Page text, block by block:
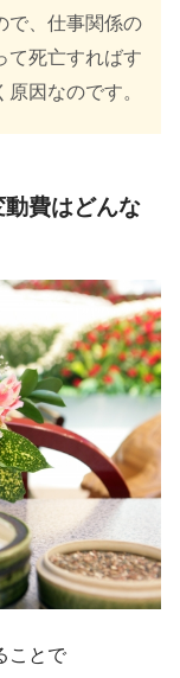
で、仕事関係の
て死亡すればす
因なのです。
費はどんな
ことで